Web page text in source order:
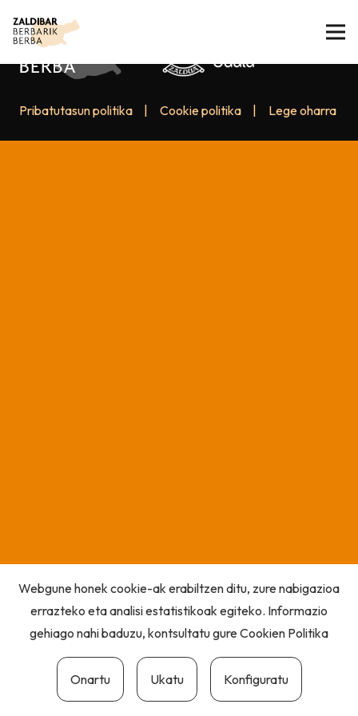
Pribatutasun politika Cookie politika Lege oharra
Webgune honek cookie-ak erabiltzen ditu, zure nabigazioa
errazteko eta analisi estatistikoak egiteko. Informazio
gehiago nahi baduzu, kontsultatu gureCookien Politika
Onartu Ukatu Konfiguratu